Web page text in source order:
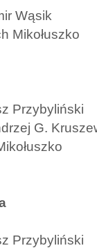
Wąsik
Mikołuszko
Przybyliński
G.
Przybyliński